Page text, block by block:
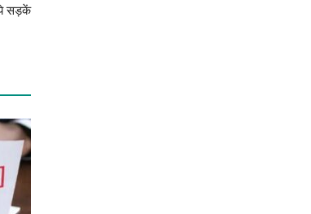
ये सड़कें